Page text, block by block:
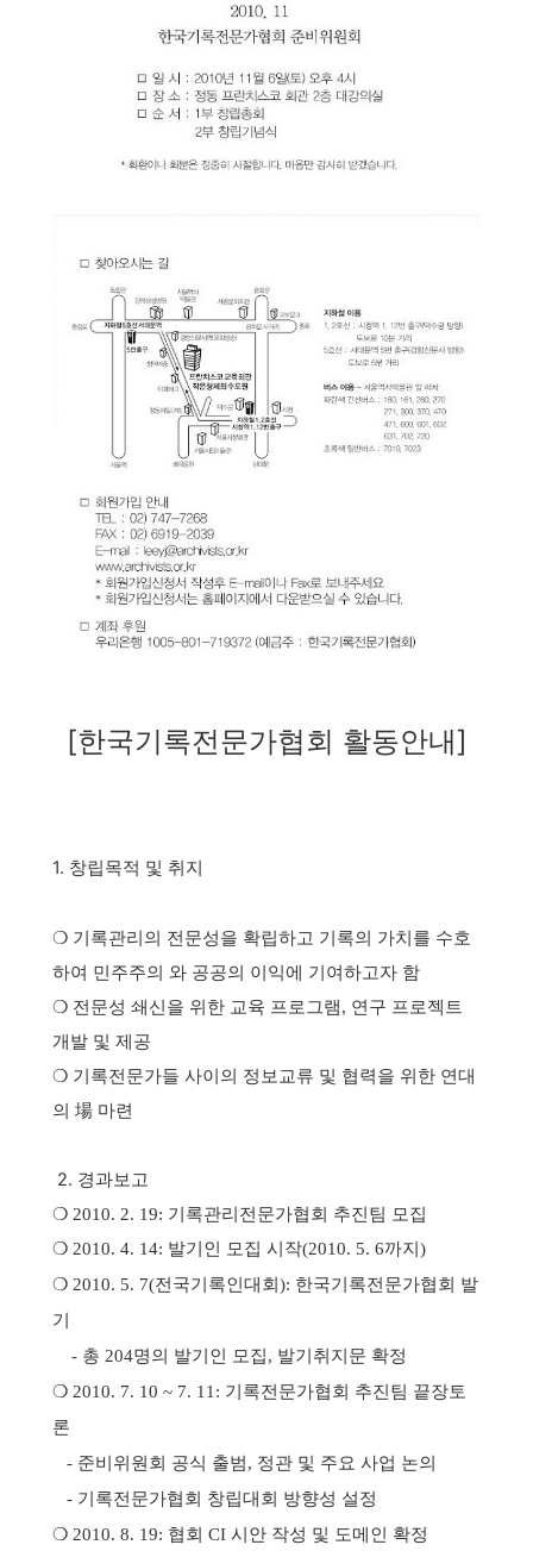
[한국기록전문가협회 활동안내]
1. 창립목적 및 취지
❍ 기록관리의 전문성을 확립하고 기록의 가치를 수호
하여 민주주의 와 공공의 이익에 기여하고자 함
❍ 전문성 쇄신을 위한 교육 프로그램, 연구 프로젝트
개발 및 제공
❍ 기록전문가들 사이의 정보교류 및 협력을 위한 연대
의 場 마련
2. 경과보고
❍ 2010. 2. 19: 기록관리전문가협회 추진팀 모집
❍ 2010. 4. 14: 발기인 모집 시작(2010. 5. 6까지)
❍ 2010. 5. 7(전국기록인대회): 한국기록전문가협회 발
기
- 총 204명의 발기인 모집, 발기취지문 확정
❍ 2010. 7. 10 ~ 7. 11: 기록전문가협회 추진팀 끝장토
론
- 준비위원회 공식 출범, 정관 및 주요 사업 논의
- 기록전문가협회 창립대회 방향성 설정
❍ 2010. 8. 19: 협회 CI 시안 작성 및 도메인 확정